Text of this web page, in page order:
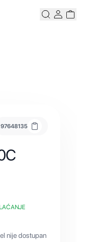
PretražiKorisnicki
97648135
nije dostupan